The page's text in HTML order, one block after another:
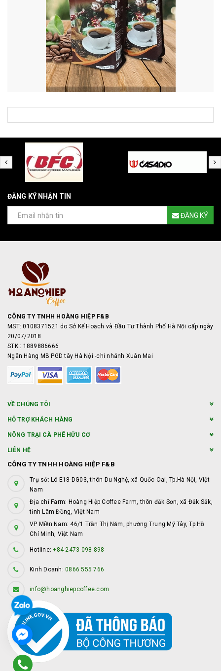
ĐĂNG KÝ NHẬN TIN
ĐĂNG KÝ
CÔNG TY TNHH HOÀNG HIỆP F&B
MST: 0108371521 do Sở Kế Hoạch và Đầu Tư Thành Phố Hà Nội cấp ngày
20/07/2018
STK : 1889886666
Ngân Hàng MB PGD tây Hà Nội -chi nhánh Xuân Mai
VỀ CHÚNG TÔI
HỖ TRỢ KHÁCH HÀNG
NÔNG TRẠI CÀ PHÊ HỮU CƠ
LIÊN HỆ
CÔNG TY TNHH HOÀNG HIỆP F&B
Trụ sở: Lô E18-DG03, thôn Du Nghệ, xã Quốc Oai, Tp.Hà Nội, Việt
Nam
Địa chỉ Farm: Hoàng Hiệp Coffee Farm, thôn đắk Sơn, xã Đắk Sắk,
tỉnh Lâm Đồng, Việt Nam
VP Miền Nam: 46/1 Trần Thị Năm, phường Trung Mỹ Tây, Tp.Hồ
Chí Minh, Việt Nam
Hotline:+84 2473 098 898
Kinh Doanh: 0866 555 766
info@hoanghiepcoffee.com